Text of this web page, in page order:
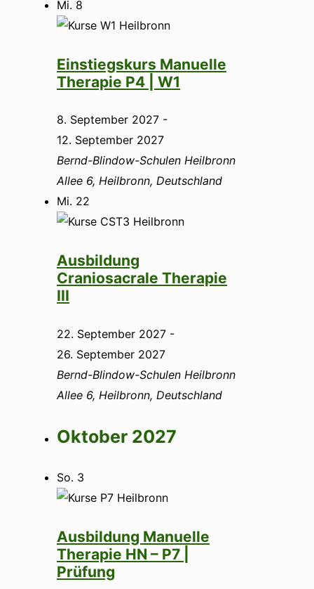
Mi. 8
Einstiegskurs Manuelle
Therapie P4 | W1
8. September 2027 -
12. September 2027
Bernd-Blindow-Schulen Heilbronn
Allee 6, Heilbronn, Deutschland
Mi. 22
Ausbildung
Craniosacrale Therapie
III
22. September 2027 -
26. September 2027
Bernd-Blindow-Schulen Heilbronn
Allee 6, Heilbronn, Deutschland
Oktober 2027
So. 3
Ausbildung Manuelle
Therapie HN – P7 |
Prüfung